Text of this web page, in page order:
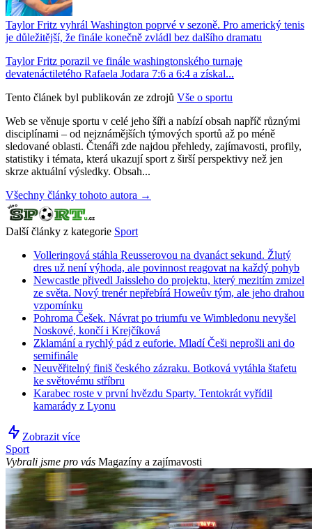
Taylor Fritz vyhrál Washington poprvé v sezoně. Pro americký tenis
je důležitější, že finále konečně zvládl bez dalšího dramatu
Taylor Fritz porazil ve finále washingtonského turnaje
devatenáctiletého Rafaela Jodara 7:6 a 6:4 a získal...
Tento článek byl publikován ze zdrojů Vše o sportu
Web se věnuje sportu v celé jeho šíři a nabízí obsah napříč různými
disciplínami – od nejznámějších týmových sportů až po méně
sledované oblasti. Čtenáři zde najdou přehledy, zajímavosti, profily,
statistiky i témata, která ukazují sport z širší perspektivy než jen
skrze aktuální výsledky. Obsah...
Všechny články tohoto autora →
Další články z kategorie Sport
Volleringová stáhla Reusserovou na dvanáct sekund. Žlutý
dres už není výhoda, ale povinnost reagovat na každý pohyb
Newcastle přivedl Jaissleho do projektu, který mezitím zmizel
ze světa. Nový trenér nepřebírá Howeův tým, ale jeho drahou
vzpomínku
Pohroma Češek. Návrat po triumfu ve Wimbledonu nevyšel
Noskové, končí i Krejčíková
Zklamání a rychlý pád z euforie. Mladí Češi neprošli ani do
semifinále
Neuvěřitelný finiš českého zázraku. Botková vytáhla štafetu
ke světovému stříbru
Karabec roste v první hvězdu Sparty. Tentokrát vyřídil
kamarády z Lyonu
Zobrazit více
Sport
Vybrali jsme pro vás Magazíny a zajímavosti